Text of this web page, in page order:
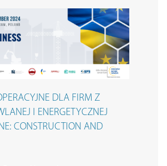
DLA FIRM Z
I ENERGETYCZNEJ
CONSTRUCTION AND